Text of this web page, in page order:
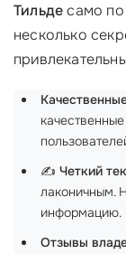
Тильдесамо по
несколько
✍️ Четкий
лаконичным.
информацию.
Отзывы